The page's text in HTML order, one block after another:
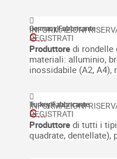
Germany|Fabbricante
G...
Produttore di rondelle
materiali: alluminio,
inossidabile (A2, A4),
Turkey|Fabbricante
G...
Produttore di tutti i
quadrate,